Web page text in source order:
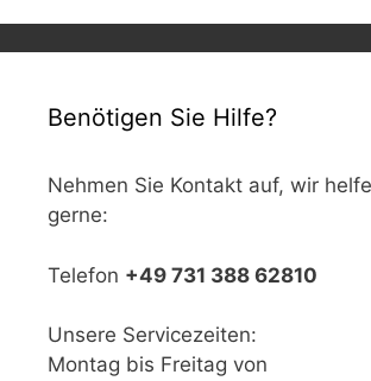
Benötigen Sie Hilfe?
Nehmen Sie Kontakt auf, wir
gerne:
Telefon +49 731 388 62810
Unsere Servicezeiten:
Montag bis Freitag von